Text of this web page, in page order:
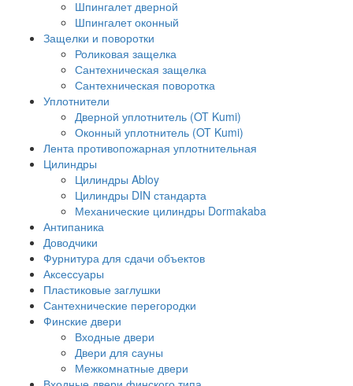
Шпингалет дверной
Шпингалет оконный
Защелки и поворотки
Роликовая защелка
Сантехническая защелка
Сантехническая поворотка
Уплотнители
Дверной уплотнитель (OT Kumi)
Оконный уплотнитель (OT Kumi)
Лента противопожарная уплотнительная
Цилиндры
Цилиндры Abloy
Цилиндры DIN стандарта
Механические цилиндры Dormakaba
Антипаника
Доводчики
Фурнитура для сдачи объектов
Аксессуары
Пластиковые заглушки
Сантехнические перегородки
Финские двери
Входные двери
Двери для сауны
Межкомнатные двери